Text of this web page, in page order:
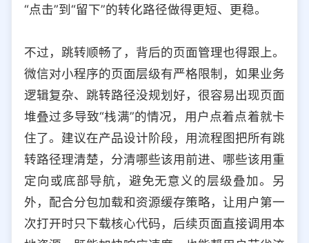
“点击”到“留下”的转化路径做得更短、更稳。
不过，跳转顺畅了，背后的页面管理也得跟上。
微信对小程序的页面层级有严格限制，如果业务
逻辑复杂、跳转路径没规划好，很容易出现页面
堆叠过多导致“栈满”的情况，用户点着点着就卡
住了。建议在产品设计阶段，用流程图把所有跳
转路径理清楚，分清哪些该用前进、哪些该用重
定向或底部导航，避免无意义的层级叠加。另
外，配合分包加载和资源缓存策略，让用户第一
次打开时只下载核心代码，后续页面直接调用本